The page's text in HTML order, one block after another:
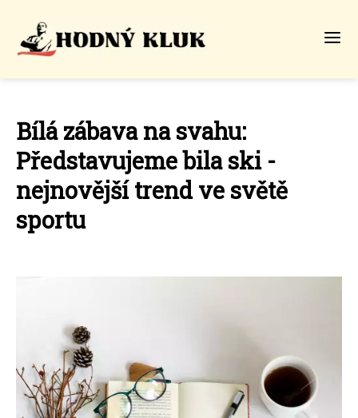
Bílá zábava na svahu:
Představujeme bila ski -
nejnovější trend ve světě
sportu